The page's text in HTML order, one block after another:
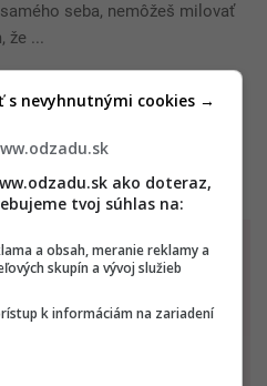
seba, nemôžeš milovať
že ...
08.08.2026
ako doteraz,
tvoj súhlas na:
a obsah, meranie reklamy a
skupín a vývoj služieb
k informáciám na zariadení
s nevyhnutnými cookies →